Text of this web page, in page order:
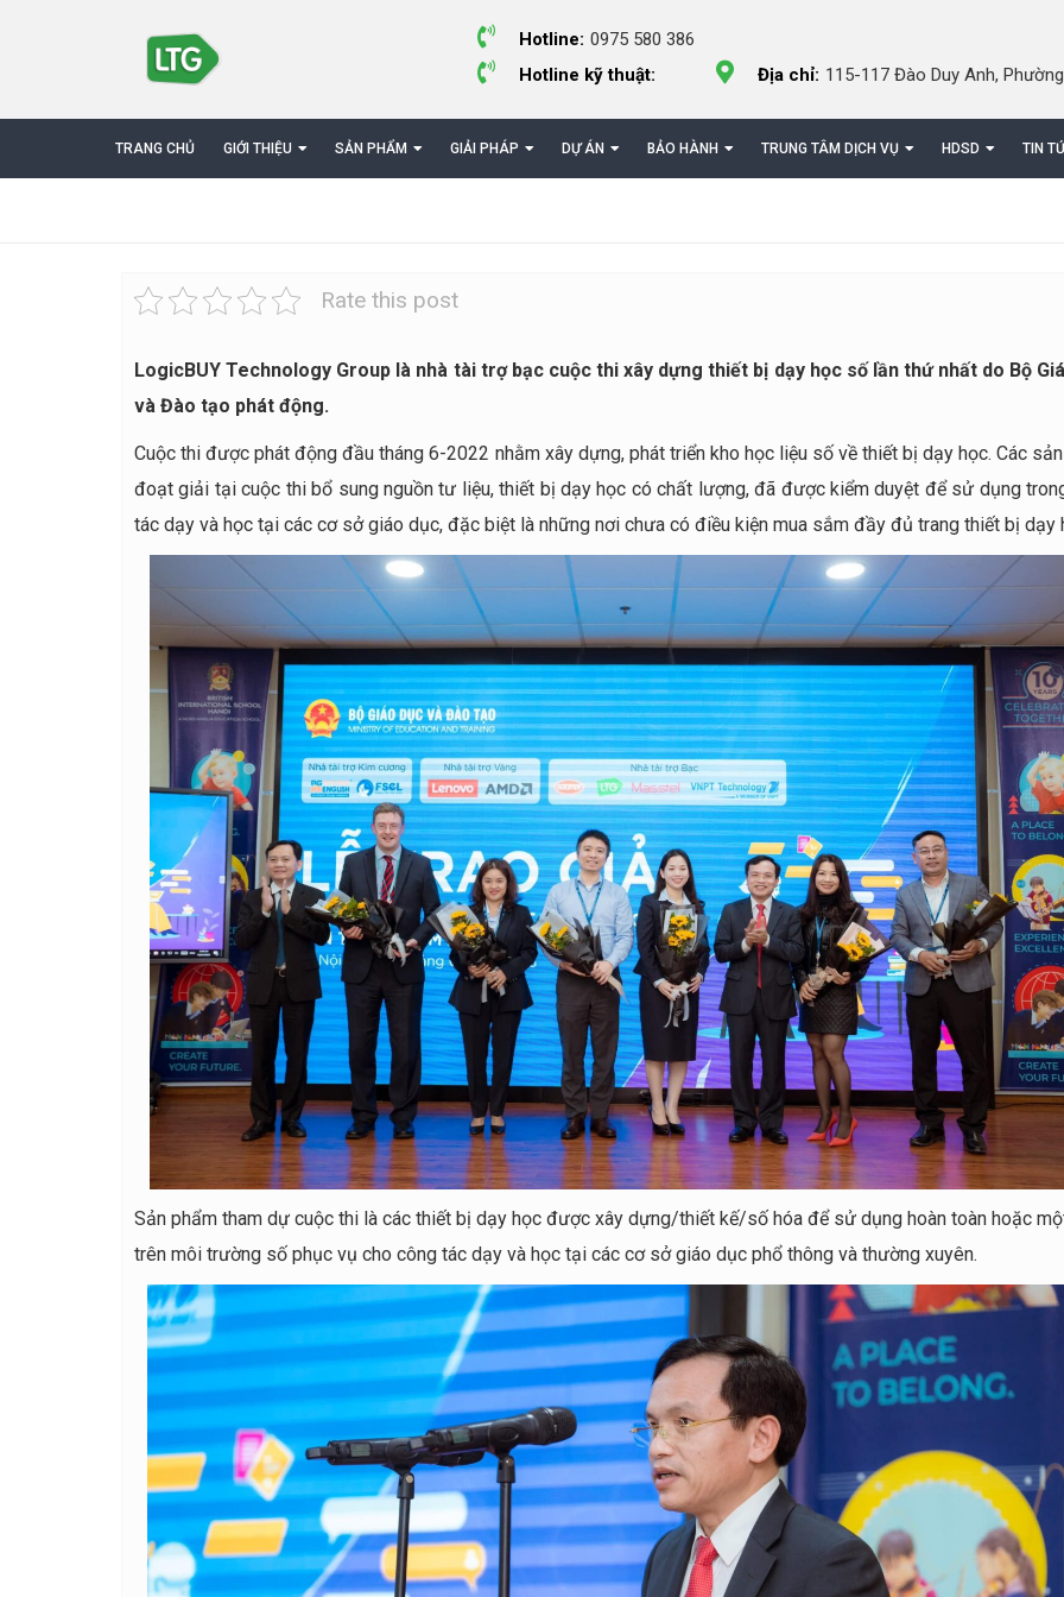
Hotline: 0975 580 386
Hotline kỹ thuật:
Địa chỉ: 115-117 Đào Duy Anh,
TRANG CHỦ GIỚI THIỆU SẢN PHẨM GIẢI PHÁP DỰ ÁN BẢO HÀNH TRUNG TÂM DỊCH VỤ HDSD TIN
Rate this post
LogicBUY Technology Group là nhà tài trợ bạc cuộc thi xây dựng thiết bị dạy học số lần thứ nhất do Bộ
và Đào tạo phát động.
Cuộc thi được phát động đầu tháng 6-2022 nhằm xây dựng, phát triển kho học liệu số về thiết bị dạy học. Các
đoạt giải tại cuộc thi bổ sung nguồn tư liệu, thiết bị dạy học có chất lượng, đã được kiểm duyệt để sử dụng
tác dạy và học tại các cơ sở giáo dục, đặc biệt là những nơi chưa có điều kiện mua sắm đầy đủ trang thiết bị dạy
Sản phẩm tham dự cuộc thi là các thiết bị dạy học được xây dựng/thiết kế/số hóa để sử dụng hoàn toàn hoặc
trên môi trường số phục vụ cho công tác dạy và học tại các cơ sở giáo dục phổ thông và thường xuyên.